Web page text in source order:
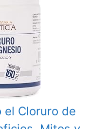
el Cloruro de